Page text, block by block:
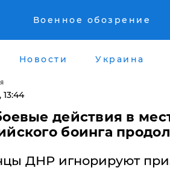
Военное обозрение
Новости Украина
действия в
боинга
ДНР игнорируют